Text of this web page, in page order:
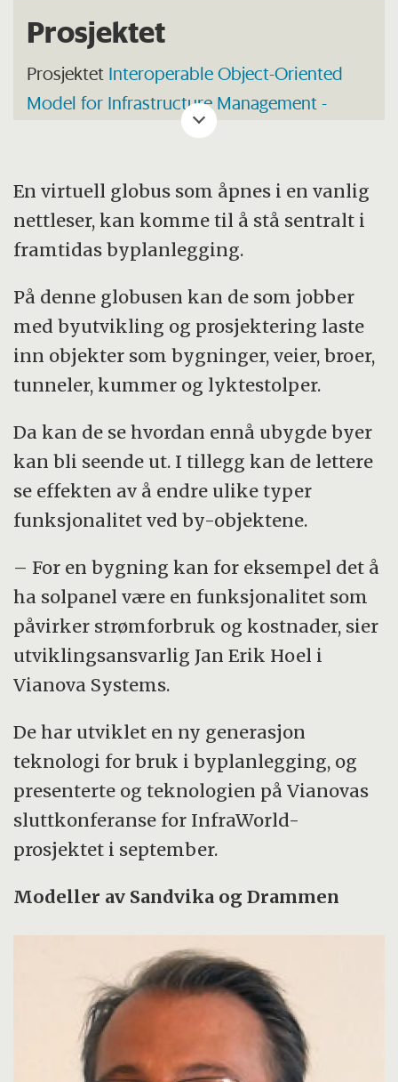
Prosjektet
Prosjektet Interoperable Object-Oriented
Model for Infrastructure Management -
har hatt støtte fra VERDIKT fra
Erik Hoel i Vianova.
En virtuell globus som åpnes i en vanlig
nettleser, kan komme til å stå sentralt i
framtidas byplanlegging.
På denne globusen kan de som jobber
med byutvikling og prosjektering laste
inn objekter som bygninger, veier, broer,
tunneler, kummer og lyktestolper.
Da kan de se hvordan ennå ubygde byer
kan bli seende ut. I tillegg kan de lettere
se effekten av å endre ulike typer
funksjonalitet ved by-objektene.
– For en bygning kan for eksempel det å
ha solpanel være en funksjonalitet som
påvirker strømforbruk og kostnader, sier
utviklingsansvarlig Jan Erik Hoel i
Vianova Systems.
De har utviklet en ny generasjon
teknologi for bruk i byplanlegging, og
presenterte og teknologien på Vianovas
sluttkonferanse for InfraWorld-
prosjektet i september.
Modeller av Sandvika og Drammen